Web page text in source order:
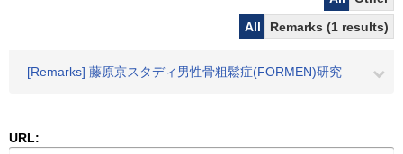
All
Remarks (1 results)
[Remarks] 藤原京スタディ男性骨粗鬆症(FORMEN)研究
URL: